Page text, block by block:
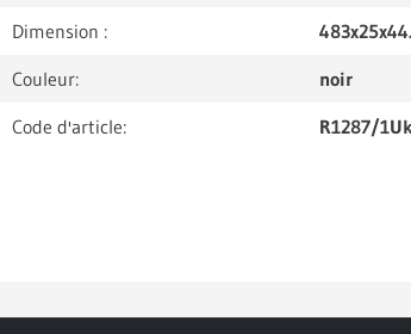
Dimension :
Couleur:
noir
Code d'article:
R1287/